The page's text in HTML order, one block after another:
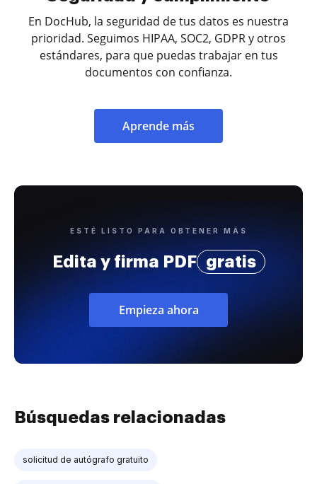
En DocHub, la seguridad de tus datos es nuestra
prioridad. Seguimos HIPAA, SOC2, GDPR y otros
estándares, para que puedas trabajar en tus
documentos con confianza.
Aprende más
ESTÉ LISTO PARA OBTENER MÁS
Edita y firma PDF gratis
Empieza ahora
Búsquedas relacionadas
solicitud de autógrafo gratuito